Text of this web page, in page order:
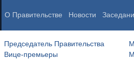
О Правительстве Новости
Председатель Правительства
Вице-премьеры